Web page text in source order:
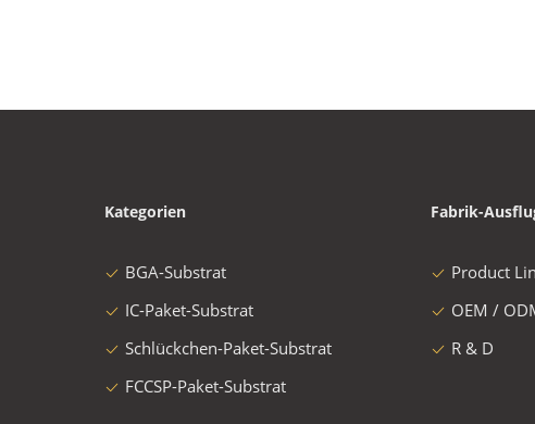
Kategorien
BGA-Substrat
IC-Paket-Substrat
Schlückchen-Paket-Substrat
FCCSP-Paket-Substrat
Fabrik-
Product
OEM /
R & D